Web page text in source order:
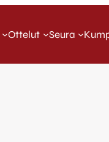
Ottelut Seura